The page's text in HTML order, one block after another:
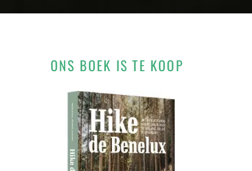
ONS BOEK IS TE KOOP